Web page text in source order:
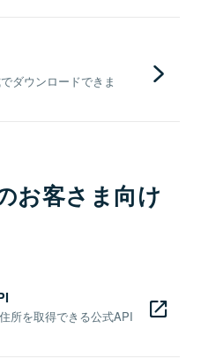
ダウンロードできま
お客さま向け
所を取得できる公式API